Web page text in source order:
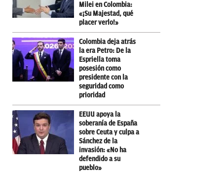
Milei en Colombia:
«¡Su Majestad, qué
placer verlo!»
Colombia deja atrás
la era Petro: De la
Espriella toma
posesión como
presidente con la
seguridad como
prioridad
EEUU apoya la
soberanía de España
sobre Ceuta y culpa a
Sánchez de la
invasión: «No ha
defendido a su
pueblo»